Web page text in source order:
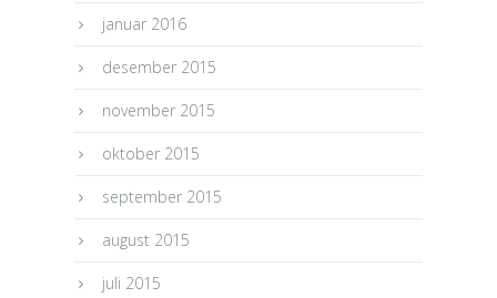
januar 2016
desember 2015
november 2015
oktober 2015
september 2015
august 2015
juli 2015